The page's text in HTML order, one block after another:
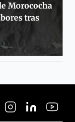
Morococha
tras